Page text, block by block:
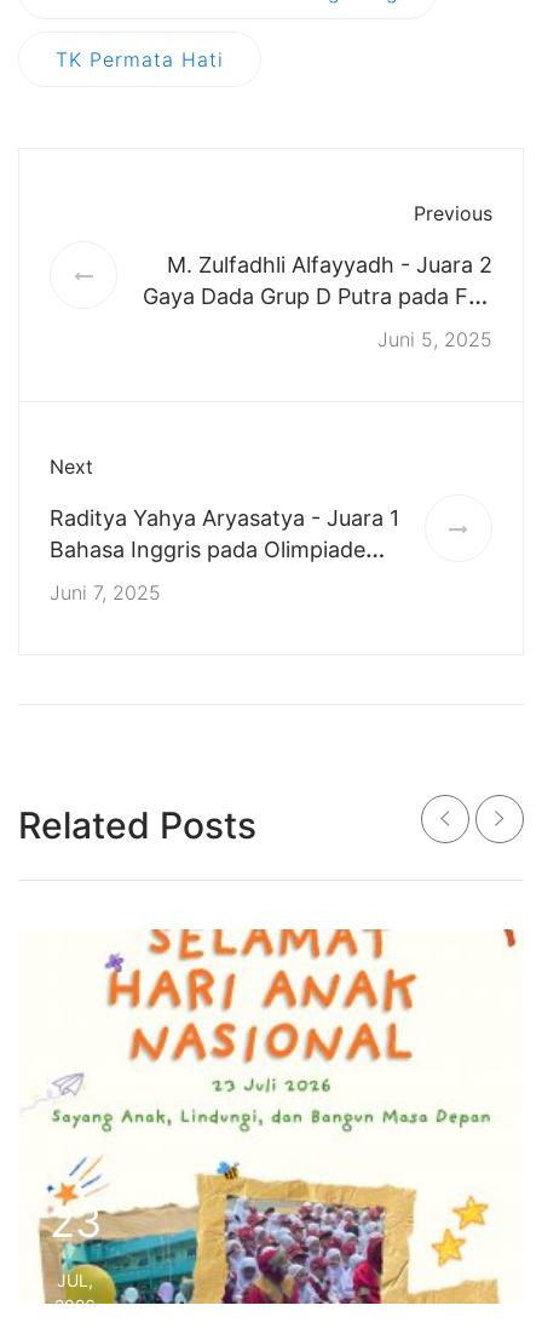
TK Permata Hati
Previous
M. Zulfadhli Alfayyadh - Juara 2
Gaya Dada Grup D Putra pada Fun
Swimming Competition for Young
Juni 5, 2025
Next
Raditya Yahya Aryasatya - Juara 1
Bahasa Inggris pada Olimpiade
Sains Siswa Nasional V oleh PT.
Juni 7, 2025
Related Posts
23
JUL,
2026